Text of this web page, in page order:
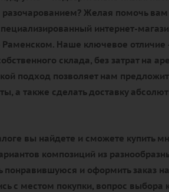
разочарованием? Желая помочь
интернет-
Раменском. Наше ключевое отличие
склада, без затрат на
подход позволяет нам
а также сделать доставку
вы найдете и сможете купить
композиций из
понравившуюся и оформить заказ
с местом покупки, вопрос выбора